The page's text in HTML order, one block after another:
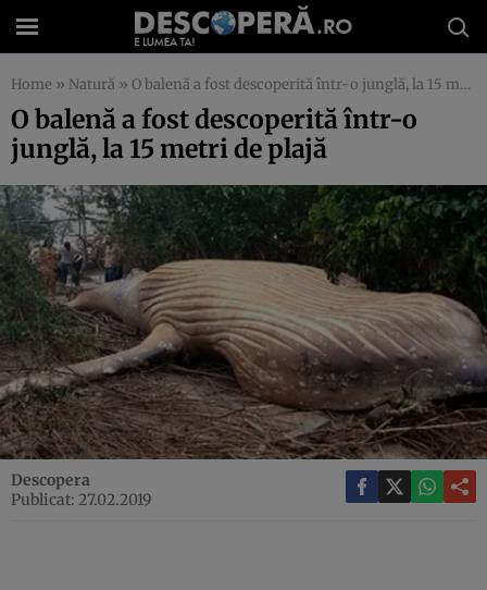
Home » Natură » O balenă a fost descoperită într-o junglă, la 15 metri de plajă
O balenă a fost descoperită într-o
junglă, la 15 metri de plajă
Descopera
Publicat: 27.02.2019